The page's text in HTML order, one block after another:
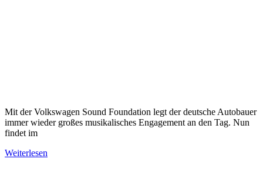
Mit der Volkswagen Sound Foundation legt der deutsche Autobauer
immer wieder großes musikalisches Engagement an den Tag. Nun
findet im
Weiterlesen